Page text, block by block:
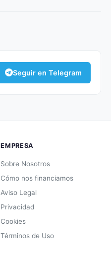
Seguir en Telegram
EMPRESA
Sobre Nosotros
Cómo nos financiamos
Aviso Legal
Privacidad
Cookies
Términos de Uso